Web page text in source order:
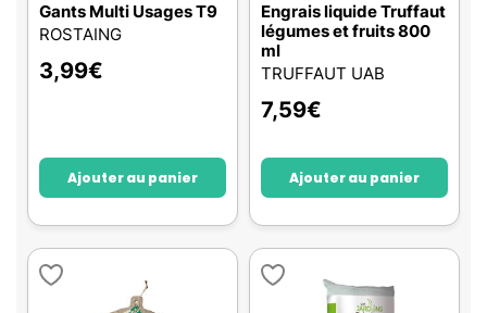
Gants Multi Usages T9
ROSTAING
3,99€
Ajouter au panier
Engrais liquide Truffaut
légumes et fruits 800
ml
TRUFFAUT UAB
7,59€
Ajouter au panier